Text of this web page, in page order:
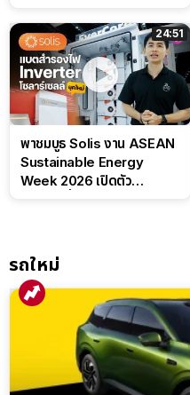
24:51
พาชมบูธ Solis งาน ASEAN
Sustainable Energy
Week 2026 เปิดตัว
รถใหม่